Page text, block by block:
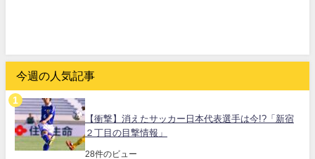
今週の人気記事
【衝撃】消えたサッカー日本代表選手は今!?「新宿
２丁目の目撃情報」
28件のビュー